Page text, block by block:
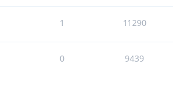
1 11290
0 9439